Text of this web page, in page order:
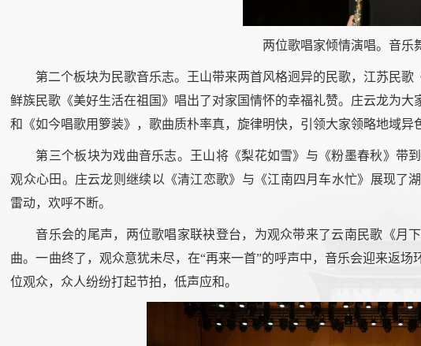
两位歌唱家倾情演唱。音乐
第二个板块为民歌音乐志。王山带来两首风格迥异的民歌，江苏民
鲜族民歌《美好生活在祖国》唱出了对家国情怀的幸福礼赞。庄云龙为大
和《如今唱歌用箩装》，歌曲质朴率真，旋律明快，引领大家领略地域异
第三个板块为戏曲音乐志。王山将《梨花如雪》与《粉墨春秋》带
观众心田。庄云龙则继续以《清江恋歌》与《江南四月车水忙》展现了
雷动，欢呼不断。
音乐会的尾声，两位歌唱家联袂登台，为观众带来了云南民歌《月
曲。一曲终了，观众意犹未尽，在“再来一首”的呼声中，音乐会迎来返
位观众，众人纷纷打起节拍，低声应和。